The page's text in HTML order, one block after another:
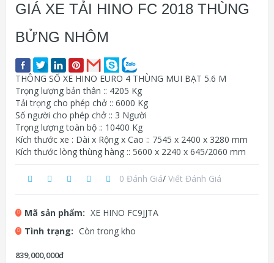
GIÁ XE TẢI HINO FC 2018 THÙNG
BỬNG NHÔM
THÔNG SỐ XE HINO EURO 4 THÙNG MUI BẠT 5.6 M
Trọng lượng bản thân :: 4205 Kg
Tải trọng cho phép chở :: 6000 Kg
Số người cho phép chở :: 3 Người
Trọng lượng toàn bộ :: 10400 Kg
Kích thước xe : Dài x Rộng x Cao :: 7545 x 2400 x 3280 mm
Kích thước lòng thùng hàng :: 5600 x 2240 x 645/2060 mm
0 Đánh Giá/ Viết Đánh Giá
Mã sản phẩm: XE HINO FC9JJTA
Tình trạng: Còn trong kho
839,000,000đ